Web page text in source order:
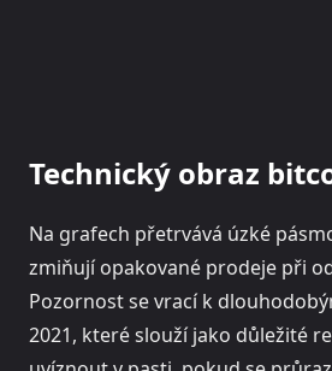
Technický obraz
Na grafech přetrvává úzké
zmiňují opakované prodeje při
Pozornost se vrací k
2021, které slouží jako důležité